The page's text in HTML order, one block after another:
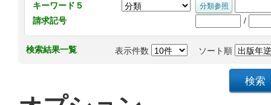
キーワード５
請求記号
/
検索結果一覧 表示件数 ソート順